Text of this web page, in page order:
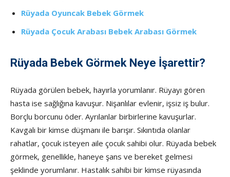
Rüyada Oyuncak Bebek Görmek
Rüyada Çocuk Arabası Bebek Arabası Görmek
Rüyada Bebek Görmek Neye İşarettir?
Rüyada görülen bebek, hayırla yorumlanır. Rüyayı gören
hasta ise sağlığına kavuşur. Nişanlılar evlenir, işsiz iş bulur.
Borçlu borcunu öder. Ayrılanlar birbirlerine kavuşurlar.
Kavgalı bir kimse düşmanı ile barışır. Sıkıntıda olanlar
rahatlar, çocuk isteyen aile çocuk sahibi olur. Rüyada bebek
görmek, genellikle, haneye şans ve bereket gelmesi
şeklinde yorumlanır. Hastalık sahibi bir kimse rüyasında